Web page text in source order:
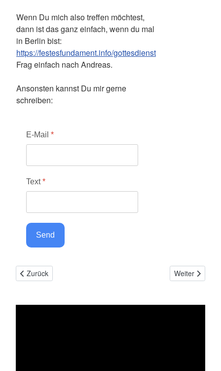
Wenn Du mich also treffen möchtest,
dann ist das ganz einfach, wenn du mal
in Berlin bist:
https://festesfundament.info/gottesdienst
Frag einfach nach Andreas.
Ansonsten kannst Du mir gerne
schreiben:
E-Mail *
Text*
Send
Vorheriger Beitrag: Login
Zurück Nächster
Weiter